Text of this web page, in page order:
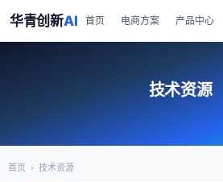
华青创新AI 首页 电商方案 产品中心
技术资源
首页 › 技术资源